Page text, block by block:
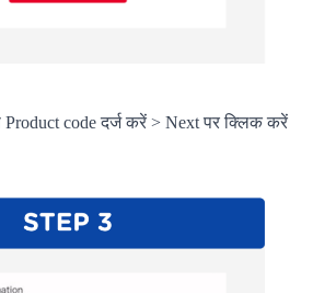
code दर्ज करें > Next पर क्लिक करें